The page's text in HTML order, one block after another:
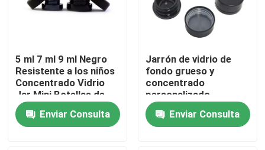
Productos
Sobre nosotros
Viaje de la fábrica
5 ml 7 ml 9 ml Negro
Resistente a los niños
Concentrado Vidrio
Jar Mini Botellas de
Crema Cosméticos
Negro Contenedores
Jarras con tapa
Enviar Consulta
Jarrón de vidrio de
fondo grueso y
concentrado
personalizado
Embalaje 3ml 5ml 7ml
9ml 15ml A prueba de
niños
Enviar Consulta